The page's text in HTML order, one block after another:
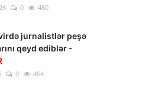
0 480
jurnalistlər peşə
qeyd ediblər -
0 464